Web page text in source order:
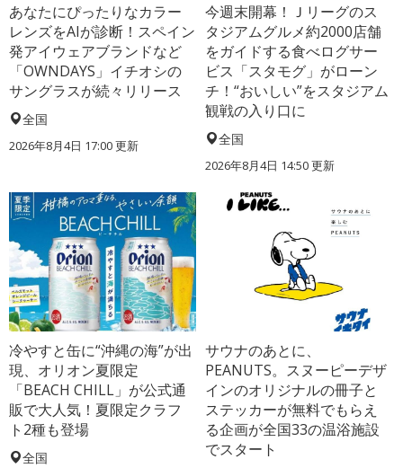
あなたにぴったりなカラー
レンズをAIが診断！スペイン
発アイウェアブランドなど
「OWNDAYS」イチオシの
サングラスが続々リリース
全国
2026年8月4日 17:00更新
今週末開幕！Ｊリーグのス
タジアムグルメ約2000店舗
をガイドする食べログサー
ビス「スタモグ」がローン
チ！“おいしい”をスタジアム
観戦の入り口に
全国
2026年8月4日 14:50更新
冷やすと缶に“沖縄の海”が出
現、オリオン夏限定
「BEACH CHILL」が公式通
販で大人気！夏限定クラフ
ト2種も登場
全国
サウナのあとに、
PEANUTS。スヌーピーデザ
インのオリジナルの冊子と
ステッカーが無料でもらえ
る企画が全国33の温浴施設
でスタート